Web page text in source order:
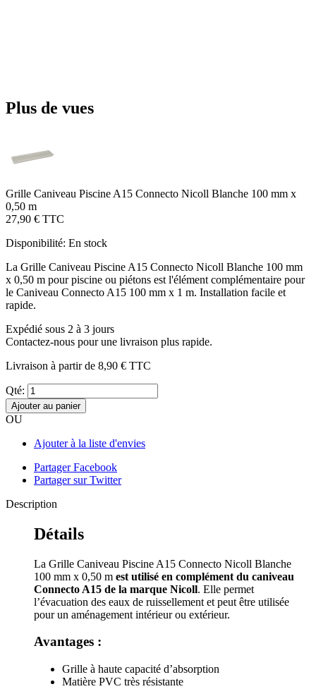
Plus de vues
Grille Caniveau Piscine A15 Connecto Nicoll Blanche 100 mm x
0,50 m
27,90 € TTC
Disponibilité: En stock
La Grille Caniveau Piscine A15 Connecto Nicoll Blanche 100 mm
x 0,50 m pour piscine ou piétons est l'élément complémentaire pour
le Caniveau Connecto A15 100 mm x 1 m. Installation facile et
rapide.
Expédié sous 2 à 3 jours
Contactez-nous pour une livraison plus rapide.
Livraison à partir de 8,90 € TTC
Qté:
Ajouter au panier
OU
Ajouter à la liste d'envies
Partager Facebook
Partager sur Twitter
Description
Détails
La Grille Caniveau Piscine A15 Connecto Nicoll Blanche
100 mm x 0,50 m est utilisé en complément du caniveau
Connecto A15 de la marque Nicoll. Elle permet
l’évacuation des eaux de ruissellement et peut être utilisée
pour un aménagement intérieur ou extérieur.
Avantages :
Grille à haute capacité d’absorption
Matière PVC très résistante